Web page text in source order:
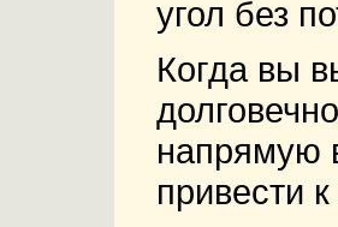
угол без
Когда вы
напрямую
привести